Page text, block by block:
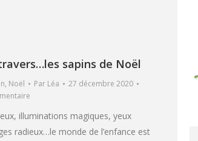
sapins de Noël
, Noël Par Léa
27 décembre 2020
illuminations magiques, yeux
radieux…le monde de l’enfance est